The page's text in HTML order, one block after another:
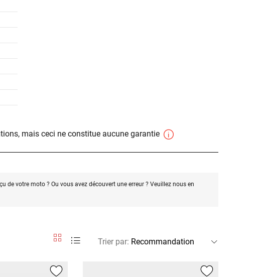
mais ceci ne constitue aucune garantie
de votre moto ? Ou vous avez découvert une erreur ? Veuillez nous en
Trier par: